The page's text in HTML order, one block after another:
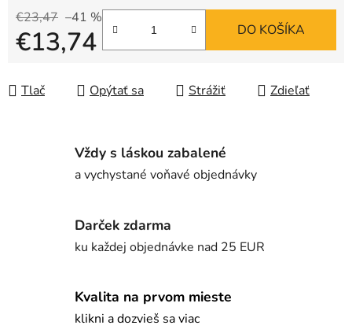
€23,47 –41 %
€13,74 DO KOŠÍKA
Tlač Opýtať sa Strážiť Zdieľať
Vždy s láskou zabalené
a vychystané voňavé objednávky
Darček zdarma
ku každej objednávke nad 25 EUR
Kvalita na prvom mieste
klikni a dozvieš sa viac